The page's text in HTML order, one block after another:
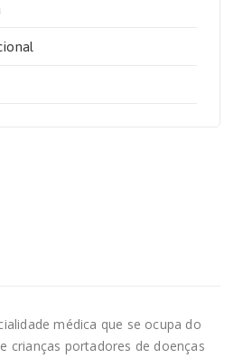
médica que se ocupa do
crianças portadores de doenças